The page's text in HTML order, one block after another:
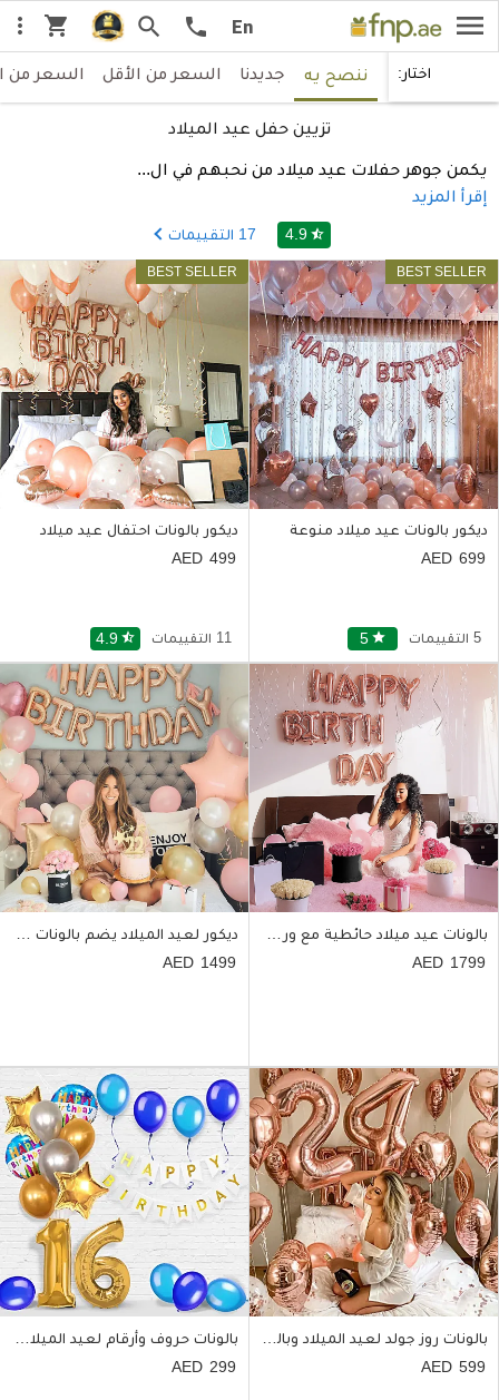
menu
En
call
search
shopping_cart
more_vert
تزيين حفل عيد الميلاد
يكمن جوهر حفلات عيد ميلاد من نحبهم في ال...
إقرأ المزيد
4.9 star_half
17 التقييمات
ديكور بالونات عيد ميلاد منوعة
699
5 star 5 التقييمات
ديكور بالونات احتفال عيد ميلاد
499
4.9 star_half 11 التقييمات
بالونات عيد ميلاد حائطية مع ورود وكيك
1799
ديكور لعيد الميلاد يضم بالونات وكيكة مع ورد
1499
بالونات روز جولد لعيد الميلاد وبالونات بقصاصات مع شراب فوار
599
299
اختار: ننصح يه جديدنا السعر من الأقل السعر من